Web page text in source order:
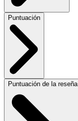
Puntuación
Puntuación de la reseña